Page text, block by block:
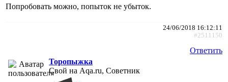
Попробовать можно, попыток не убыток.
24/06/2018 16:12:11
#2511150
Ответить
Торопыжка
Свой на Aqa.ru, Советник